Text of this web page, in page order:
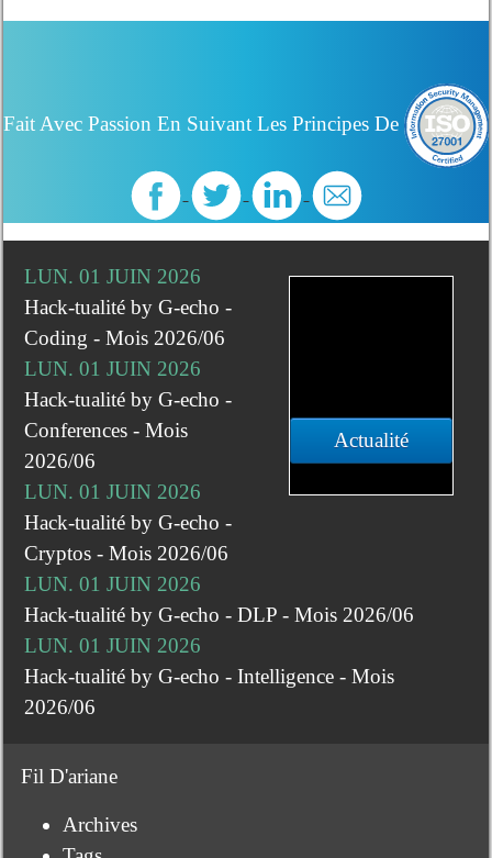
Fait Avec Passion En Suivant Les Principes De
Actualité
LUN. 01 JUIN 2026
Hack-tualité by G-echo -
Coding - Mois 2026/06
LUN. 01 JUIN 2026
Hack-tualité by G-echo -
Conferences - Mois
2026/06
LUN. 01 JUIN 2026
Hack-tualité by G-echo -
Cryptos - Mois 2026/06
LUN. 01 JUIN 2026
Hack-tualité by G-echo - DLP - Mois 2026/06
LUN. 01 JUIN 2026
Hack-tualité by G-echo - Intelligence - Mois
2026/06
Fil D'ariane
Archives